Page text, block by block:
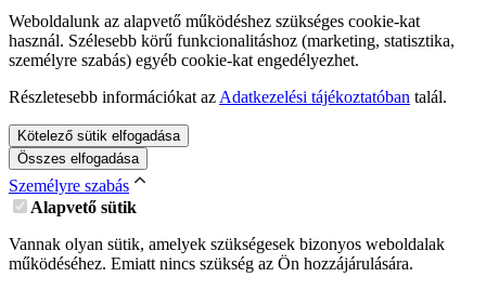
Weboldalunk az alapvető működéshez szükséges cookie-kat
használ. Szélesebb körű funkcionalitáshoz (marketing, statisztika,
személyre szabás) egyéb cookie-kat engedélyezhet.
Részletesebb információkat az Adatkezelési tájékoztatóban talál.
Kötelező sütik elfogadása
Összes elfogadása
Személyre szabás
Alapvető sütik
Vannak olyan sütik, amelyek szükségesek bizonyos weboldalak
működéséhez. Emiatt nincs szükség az Ön hozzájárulására.